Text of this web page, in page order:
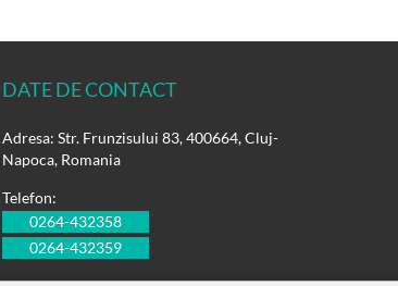
DATE DE CONTACT
Adresa: Str. Frunzisului 83, 400664, Cluj-
Napoca, Romania
Telefon:
0264-432358
0264-432359